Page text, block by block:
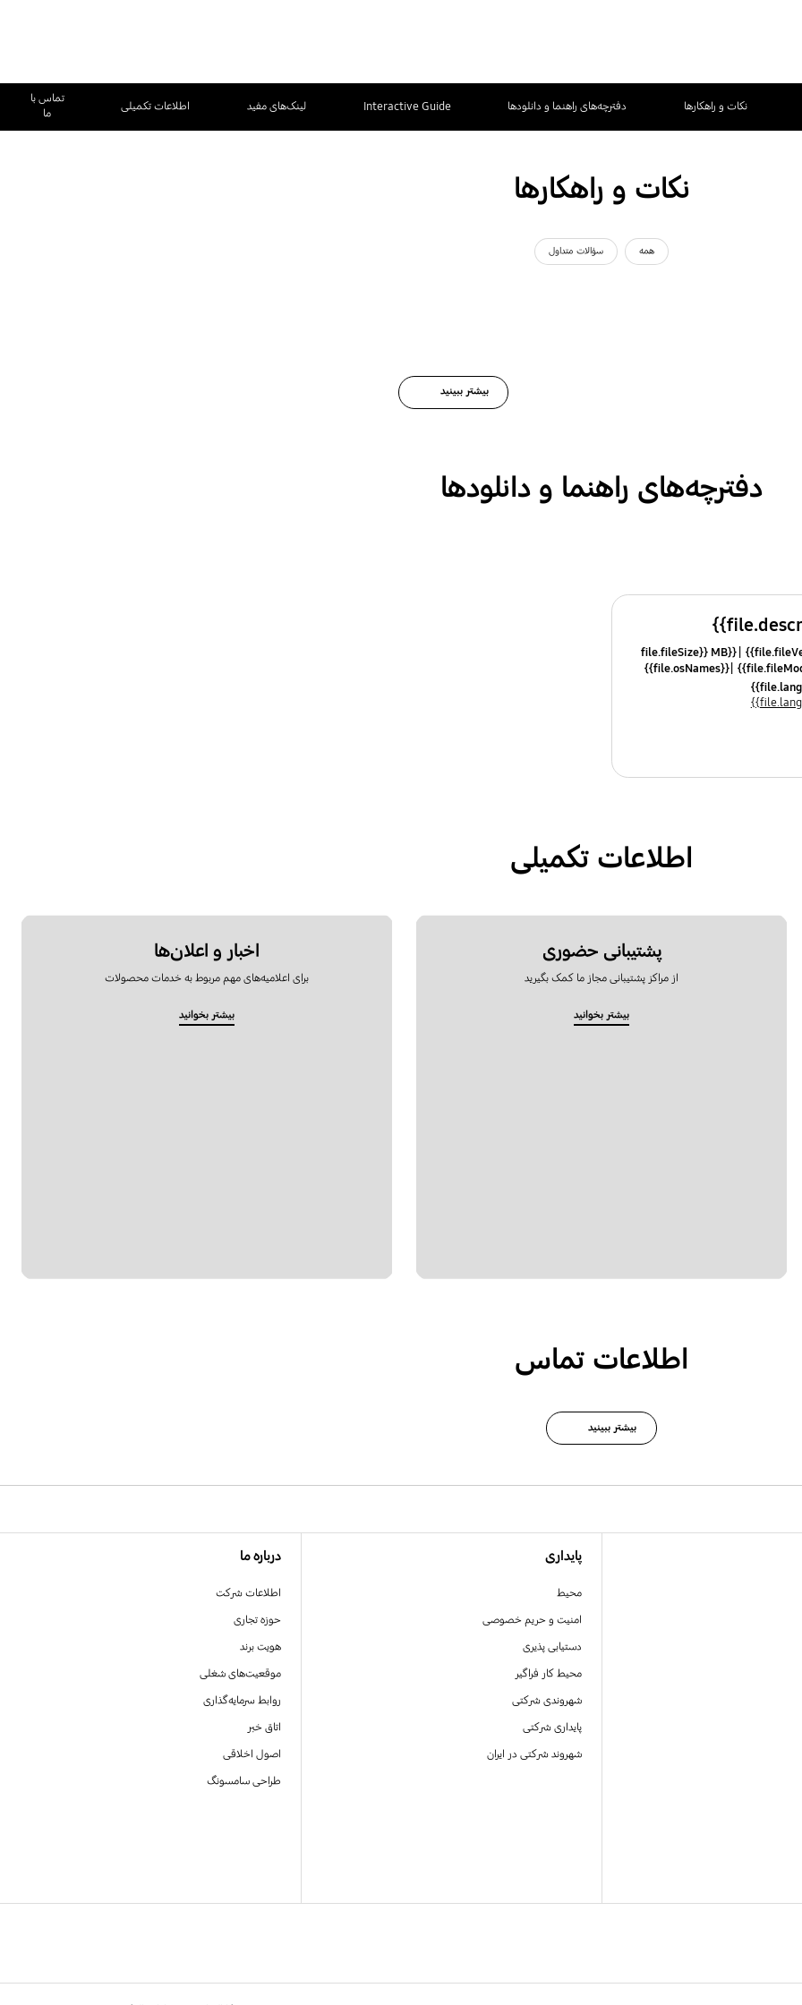
نکات و راهکارها دفترچه‌های راهنما و دانلودها Interactive Guide لینک‌های مفید اطلاعات تکمیلی
تماس با
ما
نکات و راهکارها
همه سؤالات متداول
بیشتر ببینید
دفترچه‌های راهنما و دانلودها
{{file.fileSize}} MB
{{file.osNames}}
اطلاعات تکمیلی
پشتیبانی حضوری
از مراکز پشتیبانی مجاز ما کمک بگیرید
بیشتر بخوانید
اخبار و اعلان‌ها
برای اعلامیه‌های مهم مربوط به خدمات محصولات
بیشتر بخوانید
اطلاعات تماس
بیشتر ببینید
پایداری
محیط
امنیت و حریم خصوصی
دستیابی پذیری
محیط کار فراگیر
شهروندی شرکتی
پایداری شرکتی
شهروند شرکتی در ایران
درباره ما
اطلاعات شرکت
حوزه تجاری
هویت برند
موقعیت‌های شغلی
روابط سرمایه‌گذاری
اتاق خبر
اصول اخلاقی
طراحی سامسونگ